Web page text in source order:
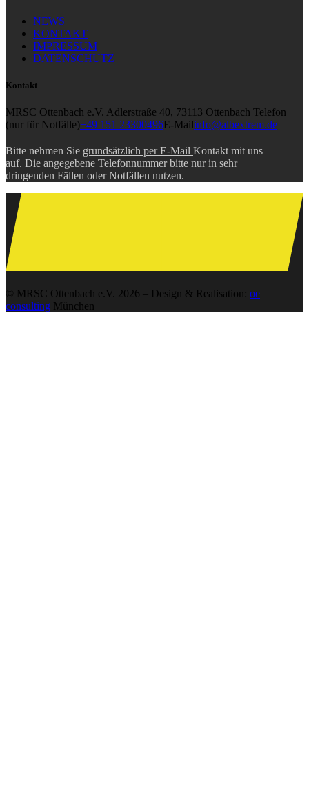
NEWS
KONTAKT
IMPRESSUM
DATENSCHUTZ
Kontakt
MRSC Ottenbach e.V. Adlerstraße 40, 73113 Ottenbach Telefon
(nur für Notfälle)+49 151 23300496 E-Mail info@albextrem.de
Bitte nehmen Sie grundsätzlich per E-Mail Kontakt mit uns
auf. Die angegebene Telefonnummer bitte nur in sehr
dringenden Fällen oder Notfällen nutzen.
© MRSC Ottenbach e.V. 2026 – Design & Realisation: oe
consulting München